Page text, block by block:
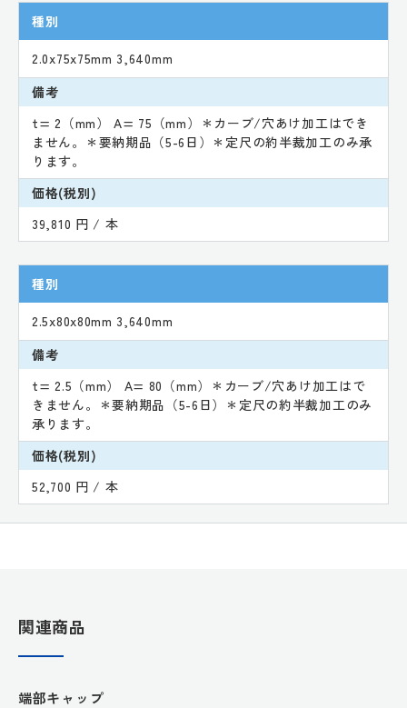
種別
2.0x75x75mm 3,640mm
備考
t= 2（mm） A= 75（mm）＊カーブ/穴あけ加工はでき
ません。＊要納期品（5-6日）＊定尺の約半裁加工のみ承
ります。
価格(税別)
39,810 円 / 本
種別
2.5x80x80mm 3,640mm
備考
t= 2.5（mm） A= 80（mm）＊カーブ/穴あけ加工はで
きません。＊要納期品（5-6日）＊定尺の約半裁加工のみ
承ります。
価格(税別)
52,700 円 / 本
関連商品
端部キャップ